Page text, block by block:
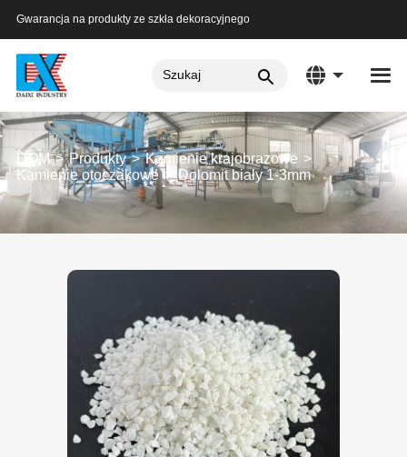
Gwarancja na produkty ze szkła dekoracyjnego
DOM Produkty
Kamienie krajobrazowe
Kamienie otoczakowe
Dolomit biały 1-3mm